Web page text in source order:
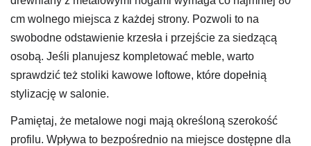
cm wolnego miejsca z każdej strony. Pozwoli to na
swobodne odstawienie krzesła i przejście za siedzącą
osobą. Jeśli planujesz kompletować meble, warto
sprawdzić też stoliki kawowe loftowe, które dopełnią
stylizację w salonie.
Pamiętaj, że metalowe nogi mają określoną szerokość
profilu. Wpływa to bezpośrednio na miejsce dostępne dla